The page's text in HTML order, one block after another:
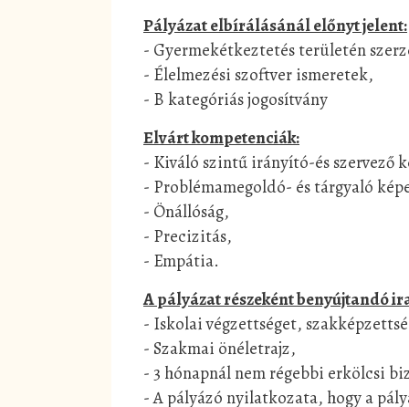
Pályázat elbírálásánál előnyt jelent:
- Gyermekétkeztetés területén
- Élelmezési szoftver ismeretek,
- B kategóriás jogosítvány
Elvárt kompetenciák:
- Kiváló szintű irányító-és szervező
- Problémamegoldó- és tárgyaló
- Önállóság,
- Precizitás,
- Empátia.
A pályázat részeként benyújtandó
- Iskolai végzettséget,
- Szakmai önéletrajz,
- 3 hónapnál nem régebbi erkölcsi
- A pályázó nyilatkozata, hogy a